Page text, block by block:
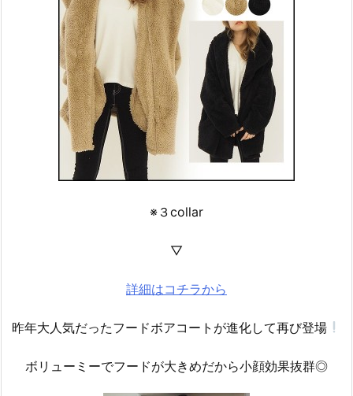
※３collar
▽
詳細はコチラから
昨年大人気だったフードボアコートが進化して再び登場
ボリューミーでフードが大きめだから小顔効果抜群◎